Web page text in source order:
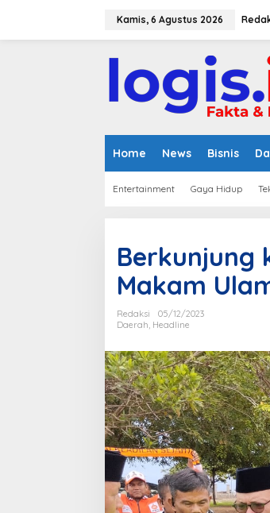
Kamis, 6 Agustus 2026
Home News Bisnis
Entertainment Gaya Hidup
Berkunjung
Makam
Redaksi
05/12/2023
Daerah, Headline